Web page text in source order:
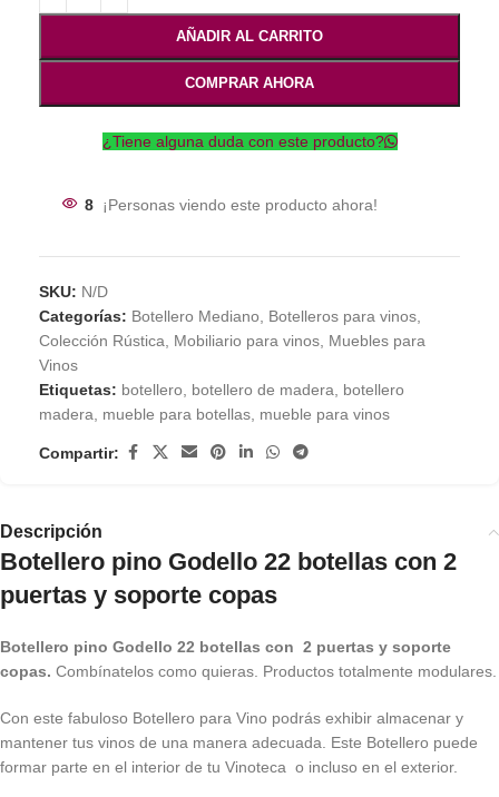
AÑADIR AL CARRITO
COMPRAR AHORA
¿Tiene alguna duda con este producto?
8 ¡Personas viendo este producto ahora!
SKU: N/D
Categorías: Botellero Mediano Botelleros para vinos
Colección Rústica
Mobiliario para vinos Muebles para
Vinos
Etiquetas: botellero botellero de madera
botellero
madera
mueble para botellas mueble para vinos
Compartir:
Descripción
Botellero pino Godello 22 botellas con 2
puertas y soporte copas
Botellero pino Godello 22 botellas con 2 puertas y soporte
copas. Combínatelos como quieras. Productos totalmente modulares.
Con este fabuloso Botellero para Vino podrás exhibir almacenar y
mantener tus vinos de una manera adecuada. Este Botellero puede
formar parte en el interior de tu Vinoteca o incluso en el exterior.